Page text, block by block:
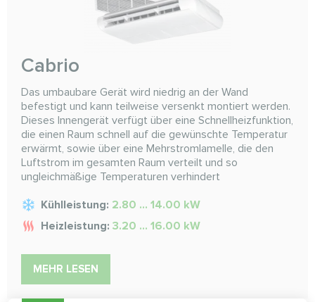
Cabrio
Das umbaubare Gerät wird niedrig an der Wand
befestigt und kann teilweise versenkt montiert werden.
Dieses Innengerät verfügt über eine Schnellheizfunktion,
die einen Raum schnell auf die gewünschte Temperatur
erwärmt, sowie über eine Mehrstromlamelle, die den
Luftstrom im gesamten Raum verteilt und so
ungleichmäßige Temperaturen verhindert
Kühlleistung: 2.80 ... 14.00 kW
Heizleistung: 3.20 ... 16.00 kW
MEHR LESEN